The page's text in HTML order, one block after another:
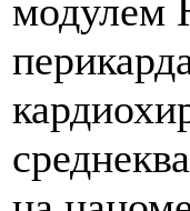
модулем